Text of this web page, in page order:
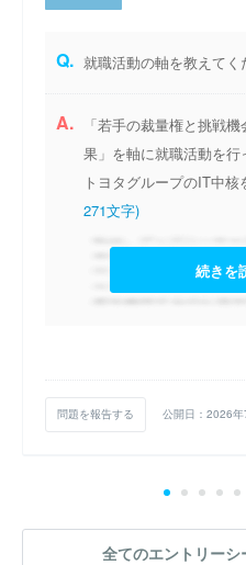
Q. 就職活動の軸を教えてく
A.
「若手の裁量権と挑戦
果」を軸に就職活動を
トヨタグループのIT中
271文字)
続きを
問題を報告する 公開日：2026
全てのエントリーシ